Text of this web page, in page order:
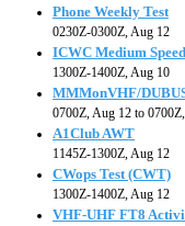
Phone Weekly Test
0230Z-0300Z, Aug 12
ICWC Medium
1300Z-1400Z, Aug 10
MMMonVHF/
0700Z, Aug 12 to
A1Club AWT
1145Z-1300Z, Aug 12
CWops Test (CWT)
1300Z-1400Z, Aug 12
VHF-UHF FT8